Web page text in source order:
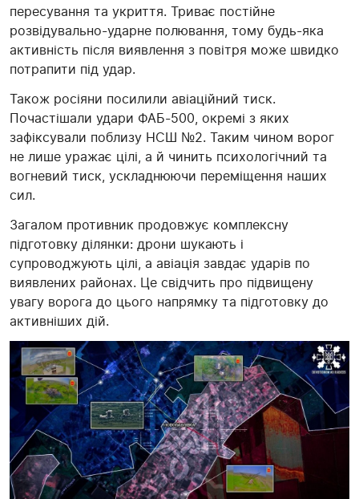
пересування та укриття. Триває постійне
розвідувально-ударне полювання, тому будь-яка
активність після виявлення з повітря може швидко
потрапити під удар.
Також росіяни посилили авіаційний тиск.
Почастішали удари ФАБ-500, окремі з яких
зафіксували поблизу НСШ №2. Таким чином ворог
не лише уражає цілі, а й чинить психологічний та
вогневий тиск, ускладнюючи переміщення наших
сил.
Загалом противник продовжує комплексну
підготовку ділянки: дрони шукають і
супроводжують цілі, а авіація завдає ударів по
виявлених районах. Це свідчить про підвищену
увагу ворога до цього напрямку та підготовку до
активніших дій.